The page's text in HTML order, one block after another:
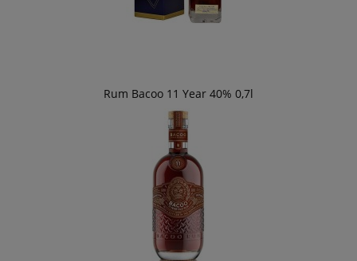
Rum Bacoo 11 Year 40% 0,7l